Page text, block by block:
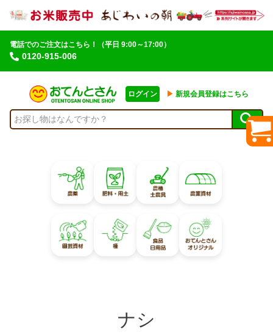
電話でのご注文はこちら！
0120-915-006
（平日 9:00～17:00）
ログイン ▶︎ 新規会員登録はこちら
ナシ